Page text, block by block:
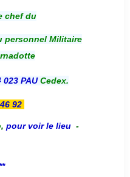
chef du
personnel Militaire
023 PAUCedex.
92
, pour voir le lieu -